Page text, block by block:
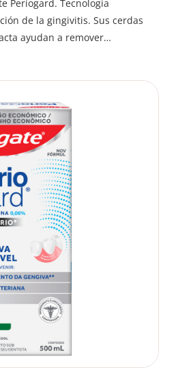
Periogard. Tecnología
de la gingivitis. Sus cerdas
ayudan a remover